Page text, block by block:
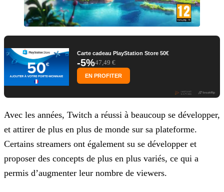
Carte cadeau PlayStation Store 50€
-5%47,49 €
EN PROFITER
Avec les années, Twitch a réussi à beaucoup se développer,
et attirer de plus en plus de monde sur sa plateforme.
Certains streamers ont également su se développer et
proposer des concepts de plus en plus variés, ce qui a
permis d’augmenter leur nombre de viewers.